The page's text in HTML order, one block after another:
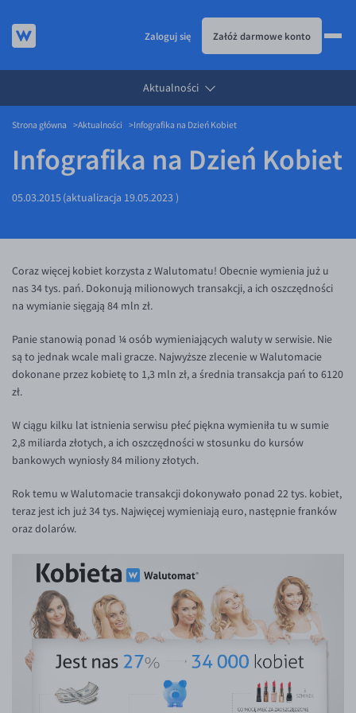
KURSY WALUT
Kursy walut
EUR/PLN
GBP/PLN
CZK/PLN
DKK/PLN
NOK/PLN
SEK/PLN
Inne pary walutowe
BGN/PLN
CAD/PLN
HKD/PLN
HUF/PLN
JPY/PLN
NZD/PLN
RON/PLN
SGD/PLN
KARTA WIELOWALUTOWA
Karta wielowalutowa
PRZELEWY ZAGRANICZNE
Dla firm
API dla biznesu
Partnerstwa
Walutomat Business
Program Afiliacyjny
JAK TO DZIAŁA
Jak to działa
Prowizje i rabaty
Metody płatności
Banki i przelewy
Aplikacja mobilna
Pomoc
Pomoc
Konto i opłaty
Wymiana walut
Przelewy zagraniczne
Słowniczek
BLOG
Blog
Aktualności
Komentarze walutowe
KONTAKT
Kontakt
Dla mediów
PL
Zaloguj się Załóż darmowe konto
Aktualności
Strona główna Aktualności Infografika na Dzień Kobiet
Infografika na Dzień Kobiet
05.03.2015(aktualizacja 19.05.2023 )
Coraz więcej kobiet korzysta z Walutomatu! Obecnie wymienia już u
nas 34 tys. pań. Dokonują milionowych transakcji, a ich oszczędności
na wymianie sięgają 84 mln zł.
Panie stanowią ponad ¼ osób wymieniających waluty w serwisie. Nie
są to jednak wcale mali gracze. Najwyższe zlecenie w Walutomacie
dokonane przez kobietę to 1,3 mln zł, a średnia transakcja pań to 6120
zł.
W ciągu kilku lat istnienia serwisu płeć piękna wymieniła tu w sumie
2,8 miliarda złotych, a ich oszczędności w stosunku do kursów
bankowych wyniosły 84 miliony złotych.
Rok temu w Walutomacie transakcji dokonywało ponad 22 tys. kobiet,
teraz jest ich już 34 tys. Najwięcej wymieniają euro, następnie franków
oraz dolarów.